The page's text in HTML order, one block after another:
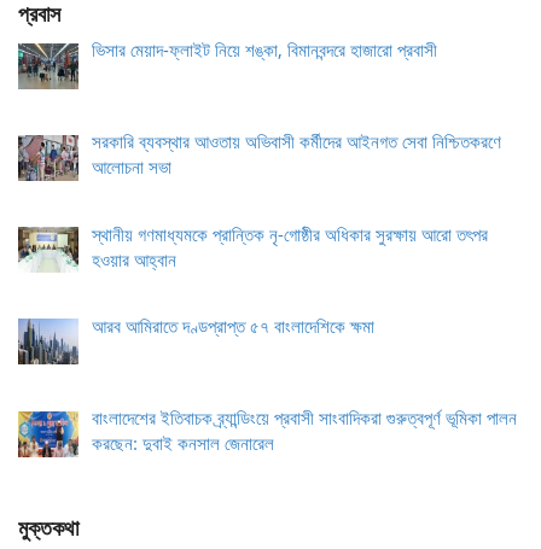
প্রবাস
ভিসার মেয়াদ-ফ্লাইট নিয়ে শঙ্কা, বিমানবন্দরে হাজারো প্রবাসী
সরকারি ব্যবস্থার আওতায় অভিবাসী কর্মীদের আইনগত সেবা নিশ্চিতকরণে
আলোচনা সভা
স্থানীয় গণমাধ্যমকে প্রান্তিক নৃ-গোষ্ঠীর অধিকার সুরক্ষায় আরো তৎপর
হওয়ার আহ্বান
আরব আমিরাতে দণ্ডপ্রাপ্ত ৫৭ বাংলাদেশিকে ক্ষমা
বাংলাদেশের ইতিবাচক ব্র্যান্ডিংয়ে প্রবাসী সাংবাদিকরা গুরুত্বপূর্ণ ভূমিকা পালন
করছেন: দুবাই কনসাল জেনারেল
মুক্তকথা